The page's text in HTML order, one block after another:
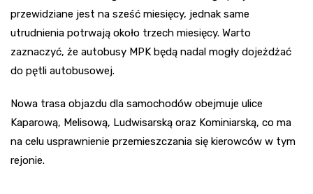
przewidziane jest na sześć miesięcy, jednak same
utrudnienia potrwają około trzech miesięcy. Warto
zaznaczyć, że autobusy MPK będą nadal mogły dojeżdżać
do pętli autobusowej.
Nowa trasa objazdu dla samochodów obejmuje ulice
Kaparową, Melisową, Ludwisarską oraz Kominiarską, co ma
na celu usprawnienie przemieszczania się kierowców w tym
rejonie.